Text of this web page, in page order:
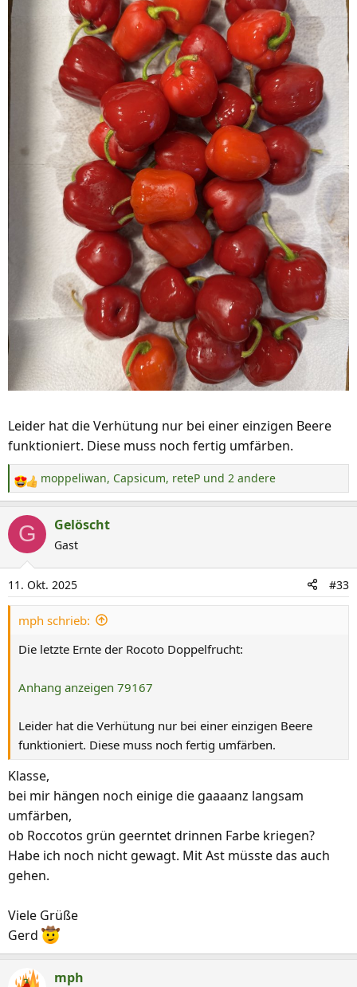
Leider hat die Verhütung nur bei einer einzigen Beere
funktioniert. Diese muss noch fertig umfärben.
R
e
a
t
i
o
n
e
n
moppeliwan, Capsicum, reteP und 2 andere
G Gelöscht
Gast
11. Okt. 2025 #33
mph schrieb:
Die letzte Ernte der Rocoto Doppelfrucht:
Anhang anzeigen 79167
Leider hat die Verhütung nur bei einer einzigen Beere
funktioniert. Diese muss noch fertig umfärben.
Klasse,
bei mir hängen noch einige die gaaaanz langsam
umfärben,
ob Roccotos grün geerntet drinnen Farbe kriegen?
Habe ich noch nicht gewagt. Mit Ast müsste das auch
gehen.
Viele Grüße
Gerd
mph